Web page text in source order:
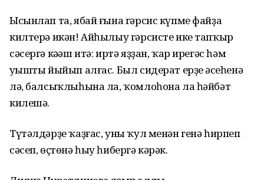
Ысынлап та, ябай ғына гәрсис күпме файҙа
килтерә икән! Айһылыу гәрсисте ике тапҡыр
сәсергә кәңәш итә: иртә яҙҙан, ҡар ирегәс һәм
уңышты йыйып алғас. Был сидерат ерҙең әсеһенә
лә, балсыҡлыһына ла, ҡомлоһона ла һәйбәт
килешә.
Түтәлдәрҙе ҡаҙғас, уны ҡул менән генә һирпеп
сәсеп, өҫтөнә һыу һибергә кәрәк.